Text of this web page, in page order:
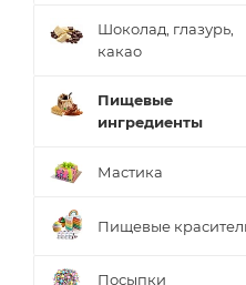
Шоколад, глазурь,
какао
Пищевые
ингредиенты
Мастика
Пищевые
Посыпки